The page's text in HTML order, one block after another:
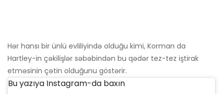
Hər hansı bir ünlü evliliyində olduğu kimi, Korman da
Hartley-in çəkilişlər səbəbindən bu qədər tez-tez iştirak
etməsinin çətin olduğunu göstərir.
Bu yazıya Instagram-da baxın